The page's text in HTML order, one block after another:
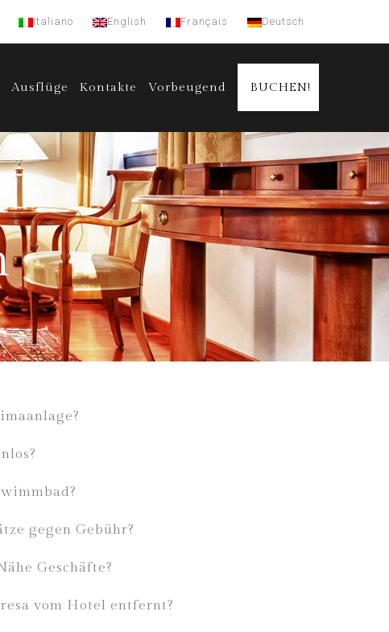
Italiano English Français Deutsch
Ausflüge Kontakte Vorbeugend BUCHEN!
gegen Gebühr?
Geschäfte?
vom Hotel entfernt?